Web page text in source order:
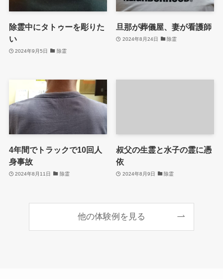
除霊中にタトゥーを彫りた
い
2024年9月5日 除霊
旦那が葬儀屋、妻が看護師
2024年8月24日 除霊
4年間でトラックで10回人
身事故
2024年8月11日 除霊
叔父の生霊と水子の霊に憑
依
2024年8月9日 除霊
他の体験例を見る